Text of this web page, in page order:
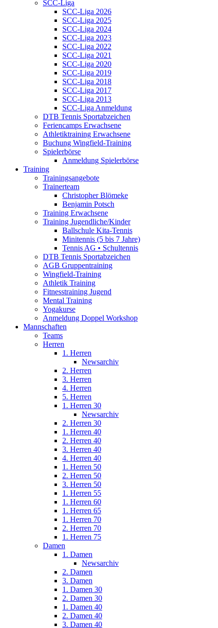
SCC-Liga
SCC-Liga 2026
SCC-Liga 2025
SCC-Liga 2024
SCC-Liga 2023
SCC-Liga 2022
SCC-Liga 2021
SCC-Liga 2020
SCC-Liga 2019
SCC-Liga 2018
SCC-Liga 2017
SCC-Liga 2013
SCC-Liga Anmeldung
DTB Tennis Sportabzeichen
Feriencamps Erwachsene
Athletiktraining Erwachsene
Buchung Wingfield-Training
Spielerbörse
Anmeldung Spielerbörse
Training
Trainingsangebote
Trainerteam
Christopher Blömeke
Benjamin Potsch
Training Erwachsene
Training Jugendliche/Kinder
Ballschule Kita-Tennis
Minitennis (5 bis 7 Jahre)
Tennis AG • Schultennis
DTB Tennis Sportabzeichen
AGB Gruppentraining
Wingfield-Training
Athletik Training
Fitnesstraining Jugend
Mental Training
Yogakurse
Anmeldung Doppel Workshop
Mannschaften
Teams
Herren
1. Herren
Newsarchiv
2. Herren
3. Herren
4. Herren
5. Herren
1. Herren 30
Newsarchiv
2. Herren 30
1. Herren 40
2. Herren 40
3. Herren 40
4. Herren 40
1. Herren 50
2. Herren 50
3. Herren 50
1. Herren 55
1. Herren 60
1. Herren 65
1. Herren 70
2. Herren 70
1. Herren 75
Damen
1. Damen
Newsarchiv
2. Damen
3. Damen
1. Damen 30
2. Damen 30
1. Damen 40
2. Damen 40
3. Damen 40